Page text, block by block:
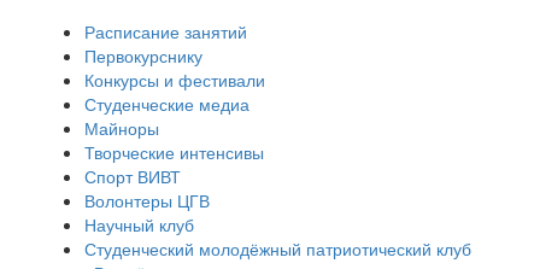
Расписание занятий
Первокурснику
Конкурсы и фестивали
Студенческие медиа
Майноры
Творческие интенсивы
Спорт ВИВТ
Волонтеры ЦГВ
Научный клуб
Студенческий молодёжный патриотический клуб